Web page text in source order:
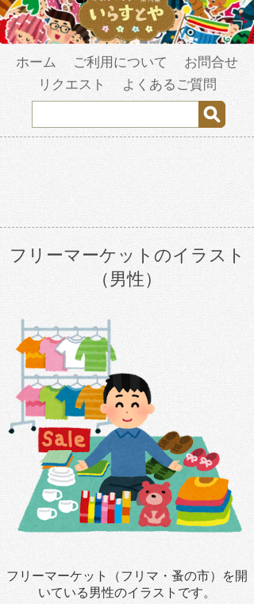
ホーム ご利用について
お問合せ
リクエスト
よくあるご質問
フリーマーケットのイラスト
（男性）
フリーマーケット（フリマ・蚤の市）を開
いている男性のイラストです。